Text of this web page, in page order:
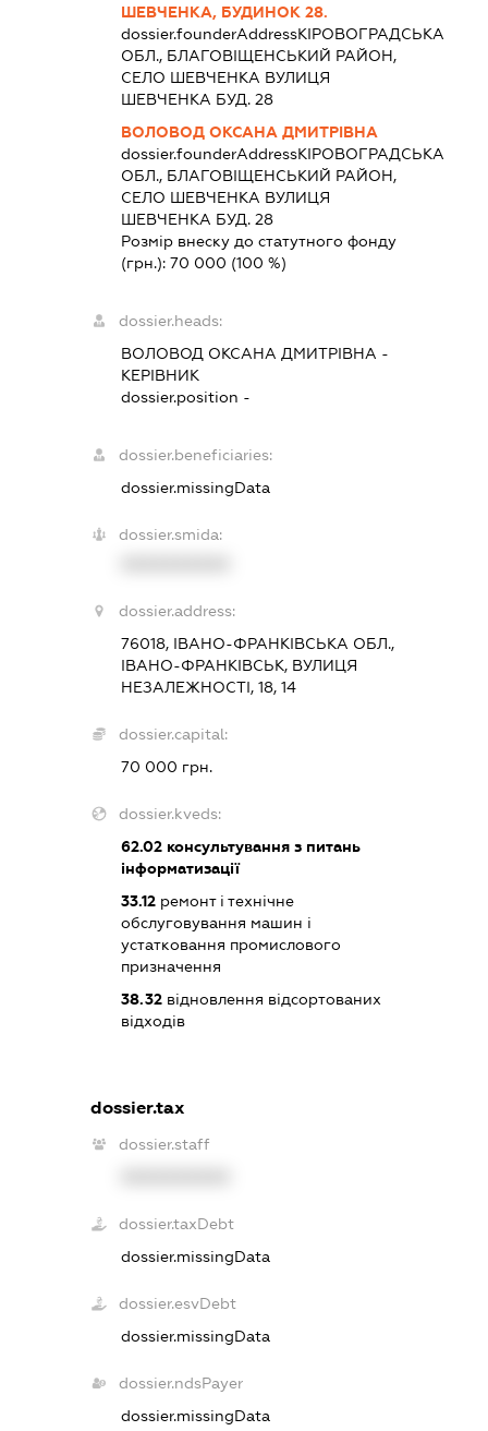
ШЕВЧЕНКА, БУДИНОК 28.
dossier.founderAddressКІРОВОГРАДСЬКА
ОБЛ., БЛАГОВІЩЕНСЬКИЙ РАЙОН,
СЕЛО ШЕВЧЕНКА ВУЛИЦЯ
ШЕВЧЕНКА БУД. 28
ВОЛОВОД ОКСАНА ДМИТРІВНА
dossier.founderAddressКІРОВОГРАДСЬКА
ОБЛ., БЛАГОВІЩЕНСЬКИЙ РАЙОН,
СЕЛО ШЕВЧЕНКА ВУЛИЦЯ
ШЕВЧЕНКА БУД. 28
Розмір внеску до статутного фонду
(грн.): 70 000 (100 %)
dossier.heads:
ВОЛОВОД ОКСАНА ДМИТРІВНА -
КЕРІВНИК
dossier.position -
dossier.beneficiaries:
dossier.missingData
dossier.smida:
dossier.address:
76018, ІВАНО-ФРАНКІВСЬКА ОБЛ.,
ІВАНО-ФРАНКІВСЬК, ВУЛИЦЯ
НЕЗАЛЕЖНОСТІ, 18, 14
dossier.capital:
70 000 грн.
dossier.kveds:
62.02консультування з питань
інформатизації
33.12ремонт і технічне
обслуговування машин і
устатковання промислового
призначення
38.32відновлення відсортованих
відходів
dossier.tax
dossier.staff
dossier.taxDebt
dossier.missingData
dossier.esvDebt
dossier.missingData
dossier.ndsPayer
dossier.missingData